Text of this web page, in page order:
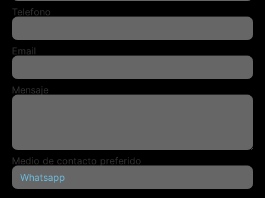
Telefono
Email
Mensaje
Medio de contacto preferido